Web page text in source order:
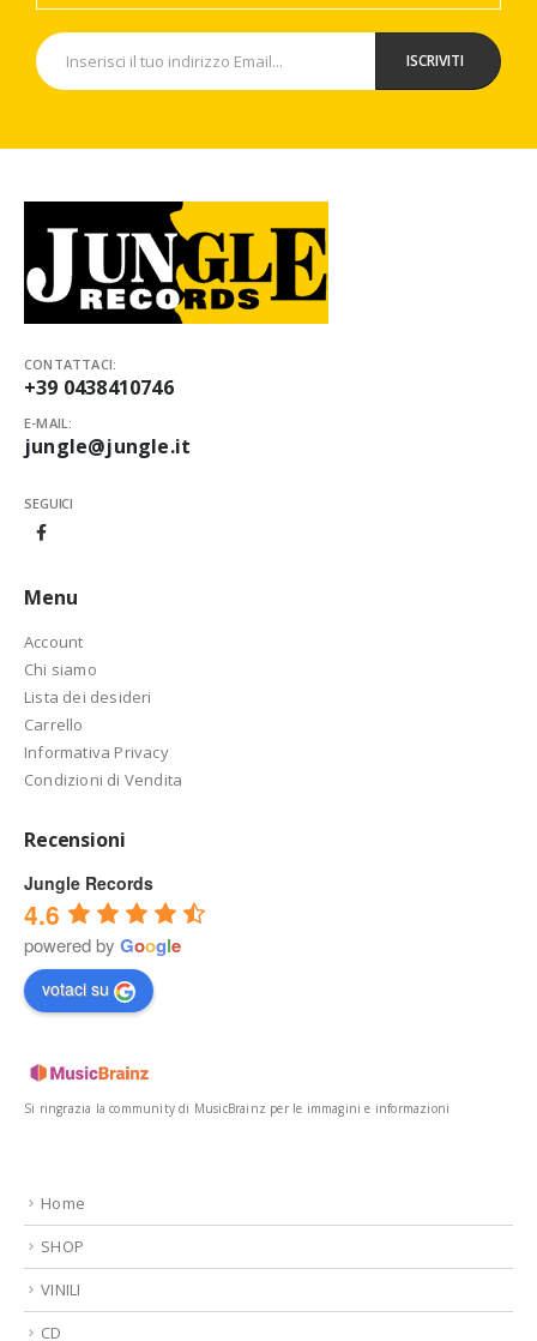
CONTATTACI:
+39 0438410746
E-MAIL:
jungle@jungle.it
SEGUICI
Menu
Account
Chi siamo
Lista dei desideri
Carrello
Informativa Privacy
Condizioni di Vendita
Recensioni
Jungle Records
4.6
powered by Google
votaci su
Si ringrazia la community di MusicBrainz per le immagini e informazioni
Home
SHOP
VINILI
CD